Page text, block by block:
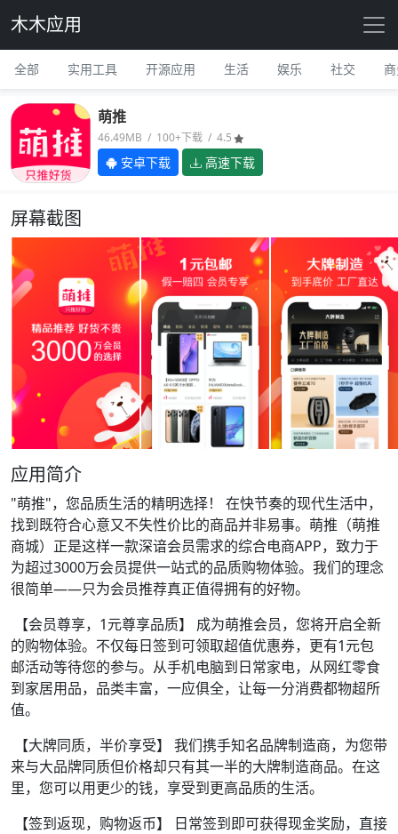
木木应用
全部 实用工具 开源应用 生活 娱乐 社交
萌推
46.49MB / 100+下载 / 4.5
安卓下载 高速下载
屏幕截图
应用简介
"萌推"，您品质生活的精明选择！ 在快节奏的现代生活中，
找到既符合心意又不失性价比的商品并非易事。萌推（萌推
商城）正是这样一款深谙会员需求的综合电商APP，致力于
为超过3000万会员提供一站式的品质购物体验。我们的理念
很简单——只为会员推荐真正值得拥有的好物。
【会员尊享，1元尊享品质】 成为萌推会员，您将开启全新
的购物体验。不仅每日签到可领取超值优惠券，更有1元包
邮活动等待您的参与。从手机电脑到日常家电，从网红零食
到家居用品，品类丰富，一应俱全，让每一分消费都物超所
值。
【大牌同质，半价享受】 我们携手知名品牌制造商，为您带
来与大品牌同质但价格却只有其一半的大牌制造商品。在这
里，您可以用更少的钱，享受到更高品质的生活。
【签到返现，购物返币】 日常签到即可获得现金奖励，直接